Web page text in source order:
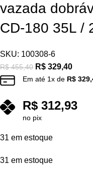
vazada
CD-180 35L /
SKU: 100308-6
R$455,40 R$ 329,40
Em até 1x de R$
R$ 312,93
no pix
31 em estoque
31 em estoque